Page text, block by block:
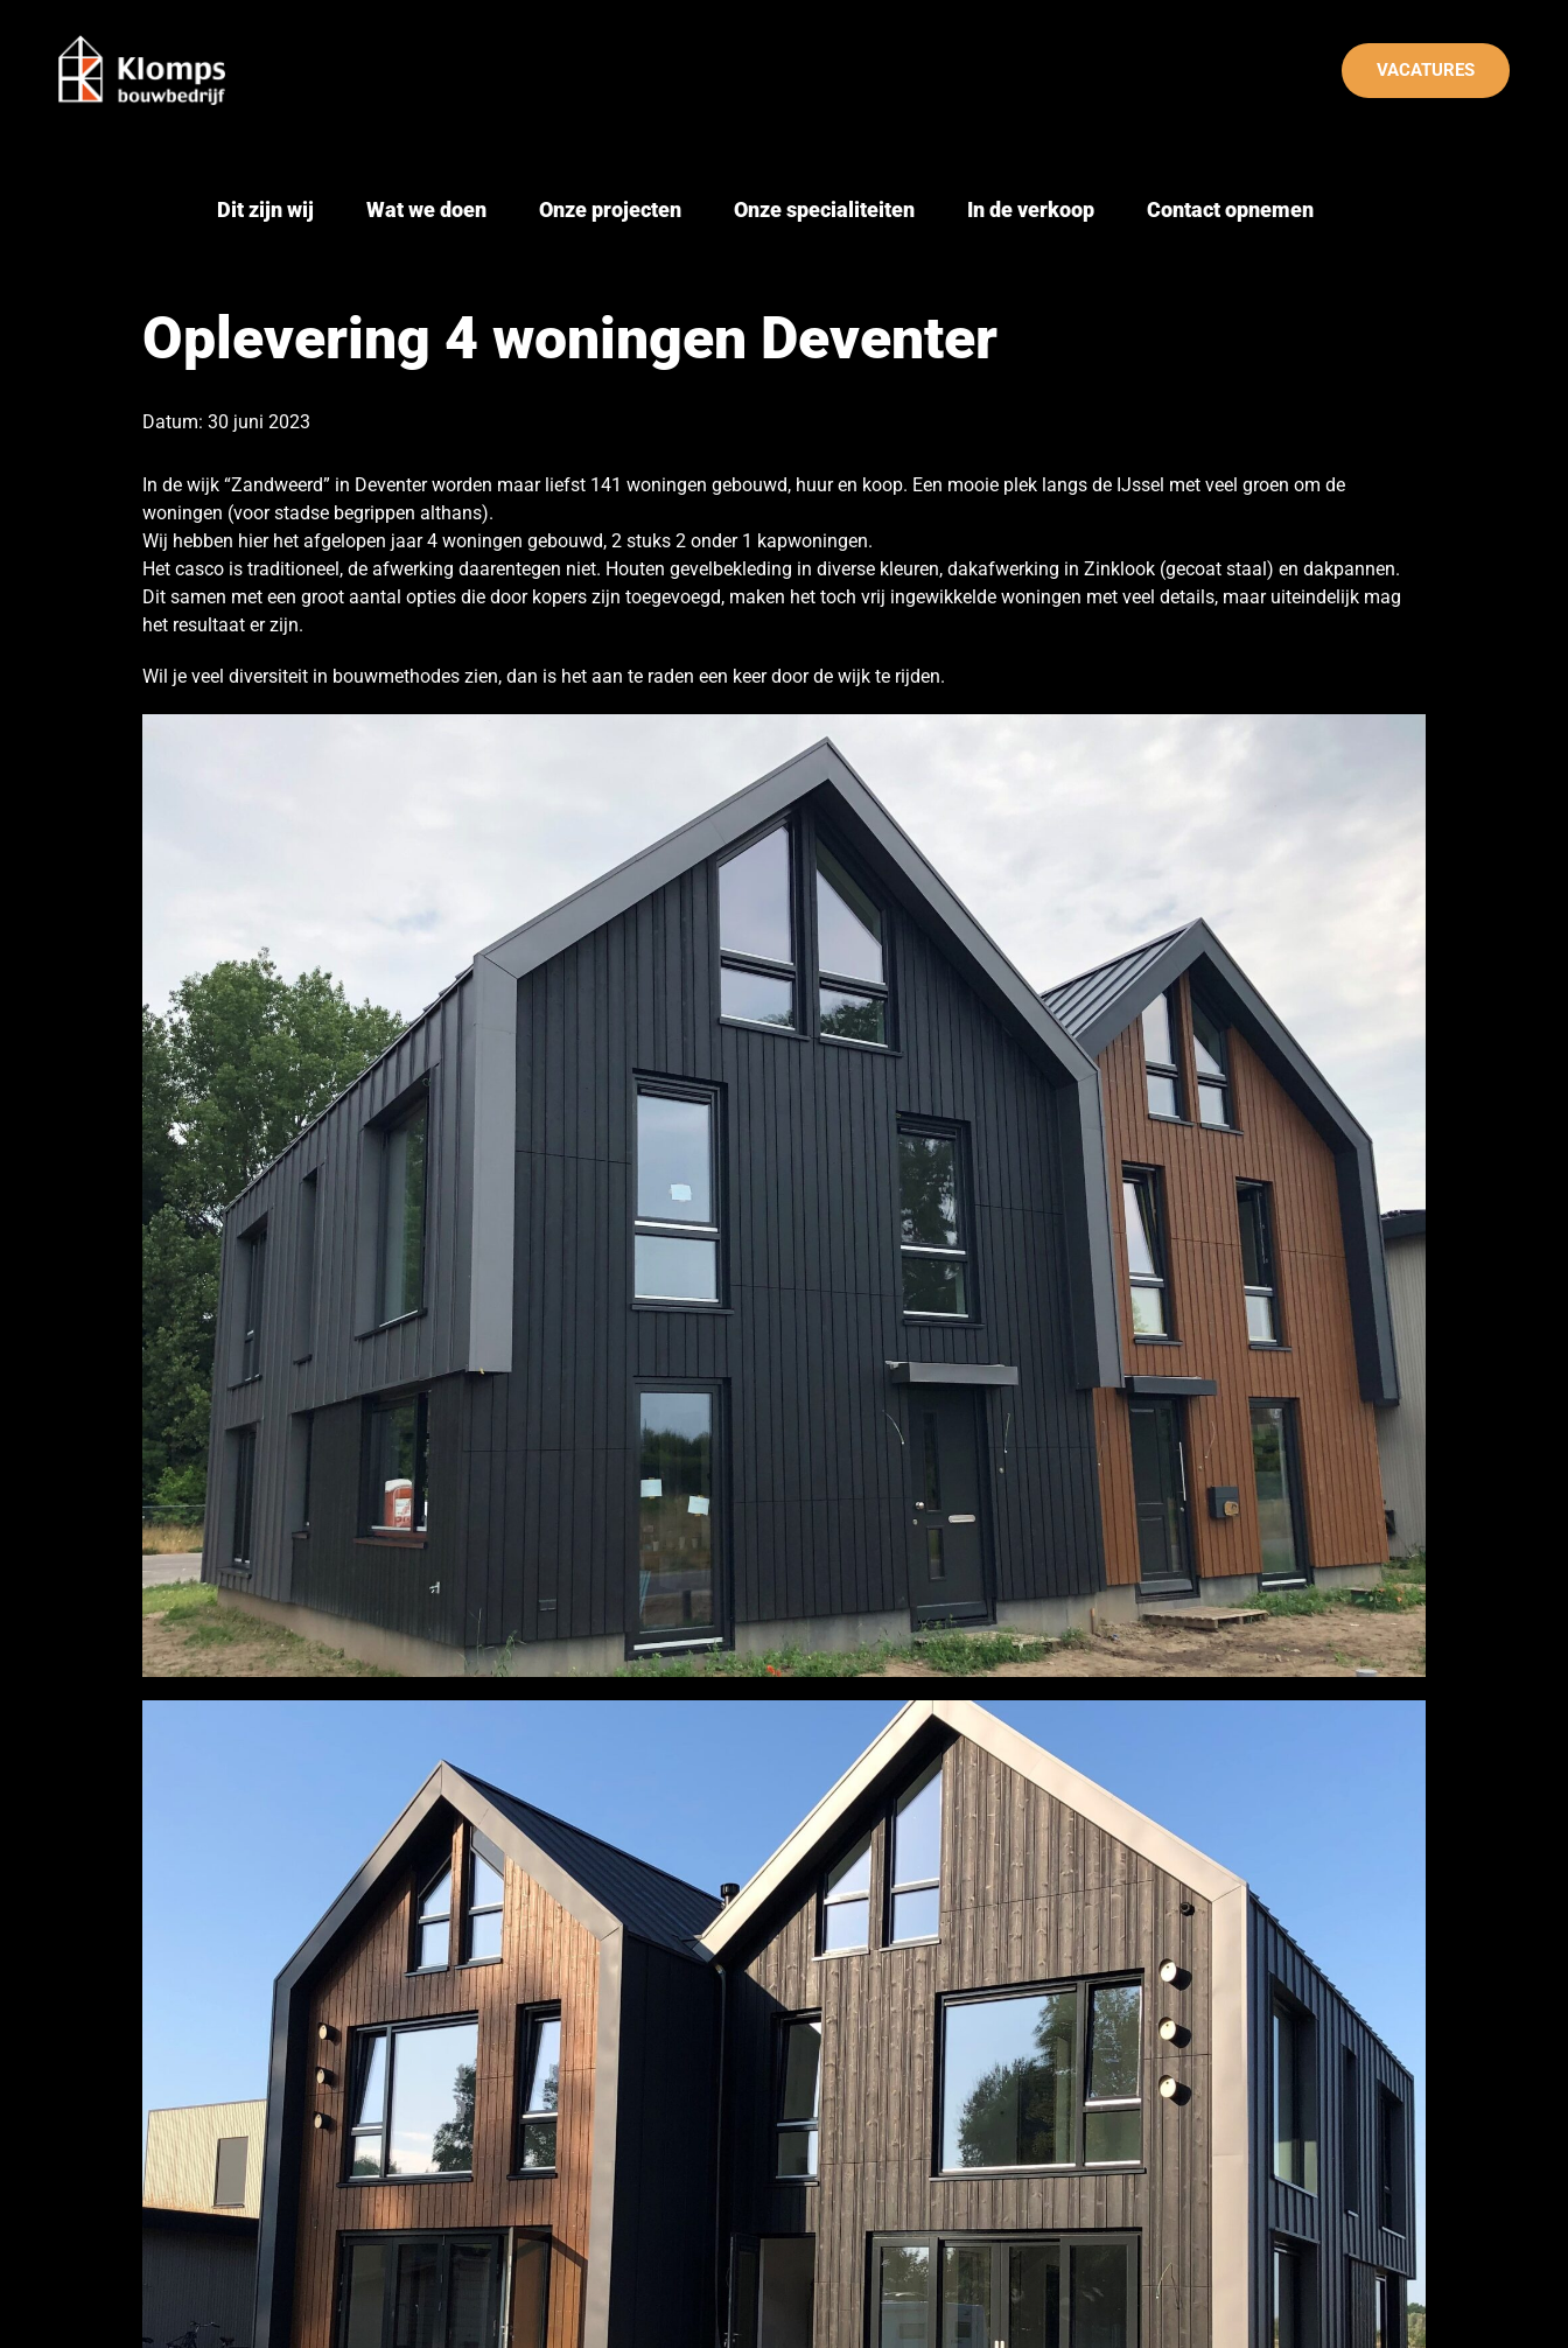
VACATURES
Dit zijn wij Wat we doen Onze projecten Onze specialiteiten In de verkoop Contact opnemen
Oplevering 4 woningen Deventer
Datum: 30 juni 2023
In de wijk “Zandweerd” in Deventer worden maar liefst 141 woningen gebouwd, huur en koop. Een mooie plek langs de IJssel met veel groen om de
woningen (voor stadse begrippen althans).
Wij hebben hier het afgelopen jaar 4 woningen gebouwd, 2 stuks 2 onder 1 kapwoningen.
Het casco is traditioneel, de afwerking daarentegen niet. Houten gevelbekleding in diverse kleuren, dakafwerking in Zinklook (gecoat staal) en dakpannen.
Dit samen met een groot aantal opties die door kopers zijn toegevoegd, maken het toch vrij ingewikkelde woningen met veel details, maar uiteindelijk mag
het resultaat er zijn.
Wil je veel diversiteit in bouwmethodes zien, dan is het aan te raden een keer door de wijk te rijden.